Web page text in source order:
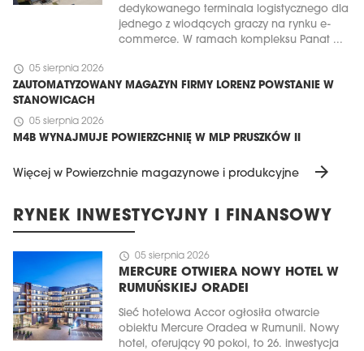
dedykowanego terminala logistycznego dla
jednego z wiodących graczy na rynku e-
commerce. W ramach kompleksu Panat ...
schedule 05 sierpnia 2026
ZAUTOMATYZOWANY MAGAZYN FIRMY LORENZ POWSTANIE W
STANOWICACH
schedule 05 sierpnia 2026
M4B WYNAJMUJE POWIERZCHNIĘ W MLP PRUSZKÓW II
Więcej w Powierzchnie magazynowe i produkcyjne arrow_forward
RYNEK INWESTYCYJNY I FINANSOWY
schedule 05 sierpnia 2026
MERCURE OTWIERA NOWY HOTEL W
RUMUŃSKIEJ ORADEI
Sieć hotelowa Accor ogłosiła otwarcie
obiektu Mercure Oradea w Rumunii. Nowy
hotel, oferujący 90 pokoi, to 26. inwestycja